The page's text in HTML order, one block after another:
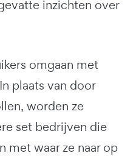
inzichten over
omgaan met
plaats van door
worden ze
set bedrijven die
met waar ze naar op